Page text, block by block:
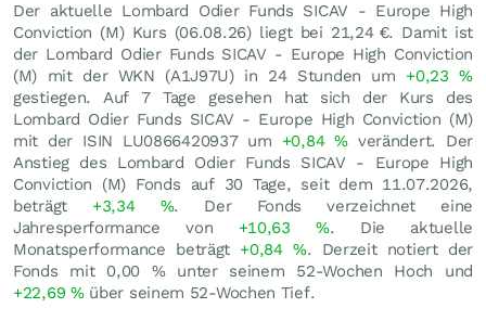
Der aktuelle Lombard Odier Funds SICAV - Europe High
Conviction (M) Kurs (06.08.26) liegt bei 21,24 €. Damit ist
der Lombard Odier Funds SICAV - Europe High Conviction
(M) mit der WKN (A1J97U) in 24 Stunden um +0,23%
gestiegen. Auf 7 Tage gesehen hat sich der Kurs des
Lombard Odier Funds SICAV - Europe High Conviction (M)
mit der ISIN LU0866420937 um +0,84%verändert. Der
Anstieg des Lombard Odier Funds SICAV - Europe High
Conviction (M) Fonds auf 30 Tage, seit dem 11.07.2026,
beträgt +3,34 %. Der Fonds verzeichnet eine
Jahresperformance von +10,63%. Die aktuelle
Monatsperformance beträgt +0,84 %. Derzeit notiert der
Fonds mit 0,00 %unter seinem 52-Wochen Hoch und
+22,69 %über seinem 52-Wochen Tief.